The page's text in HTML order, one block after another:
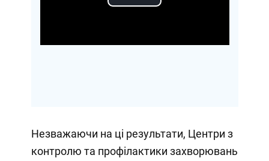
Play
Незважаючи на ці результати, Центри з
контролю та профілактики захворювань